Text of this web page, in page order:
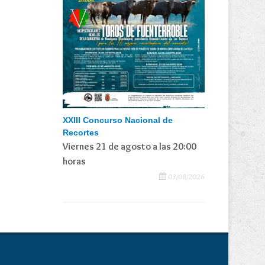
XXIII Concurso Nacional de
Recortes
Viernes 21 de agosto a las 20:00
horas
03/08/2026